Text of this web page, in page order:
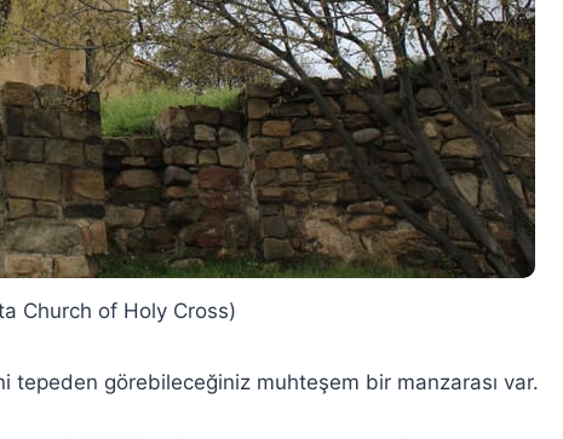
Church of Holy Cross)
tepeden görebileceğiniz muhteşem bir manzarası var.